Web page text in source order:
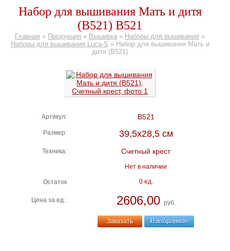
Набор для вышивания Мать и дитя
(B521) B521
Главная » Продукция » Вышивка » Наборы для вышивания »
Наборы для вышивания Luca-S » Набор для вышивания Мать и
дитя (B521)
Артикул: B521
Размер: 39,5х28,5 см
Техника: Счетный крест
Нет в наличии
Остаток 0 ед.
Цена за ед.: 2606,00 руб.
Заказать В избранное